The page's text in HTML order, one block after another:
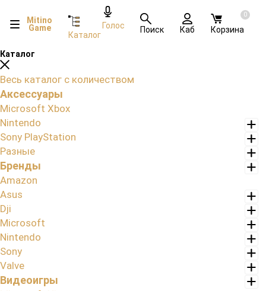
Mitino
Game
Каталог
Голос Поиск Каб
0
Корзина
Каталог
Весь каталог с количеством
Аксессуары
Microsoft Xbox
Nintendo
Sony PlayStation
Разные
Бренды
Amazon
Asus
Dji
Microsoft
Nintendo
Sony
Valve
Видеоигры